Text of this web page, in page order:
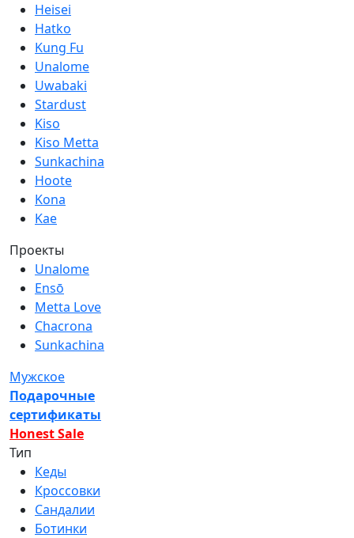
Heisei
Hatko
Kung Fu
Unalome
Uwabaki
Stardust
Kiso
Kiso Metta
Sunkachina
Hoote
Kona
Kae
Проекты
Unalome
Ensō
Metta Love
Chacrona
Sunkachina
Мужское
Подарочные
сертификаты
Honest Sale
Тип
Кеды
Кроссовки
Сандалии
Ботинки